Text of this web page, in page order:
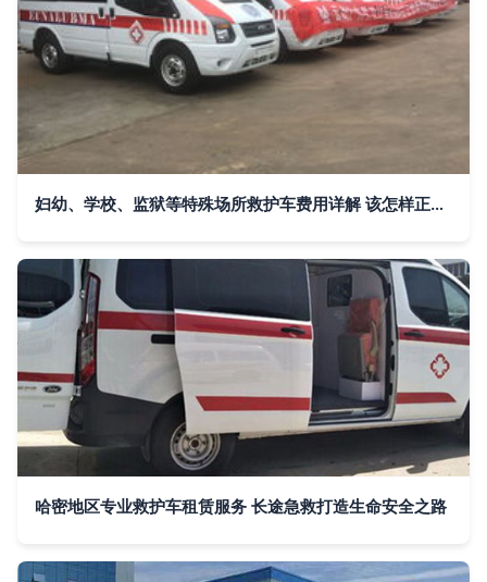
妇幼、学校、监狱等特殊场所救护车费用详解 该怎样正确叫救护车？
哈密地区专业救护车租赁服务 长途急救打造生命安全之路